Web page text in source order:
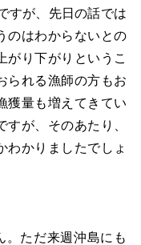
すが、先日の話では
のはわからないとの
がり下がりというこ
られる漁師の方もお
獲量も増えてきてい
が、そのあたり、
わかりましたでしょ
。ただ来週沖島にも